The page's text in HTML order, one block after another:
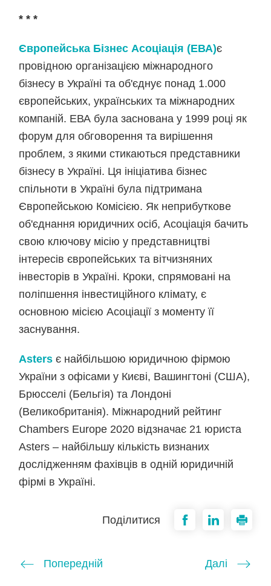
* * *
Європейська Бізнес Асоціація (ЕВА)є
провідною організацією міжнародного
бізнесу в Україні та об'єднує понад 1.000
європейських, українських та міжнародних
компаній. ЕВА була заснована у 1999 році як
форум для обговорення та вирішення
проблем, з якими стикаються представники
бізнесу в Україні. Ця ініціатива бізнес
спільноти в Україні була підтримана
Європейською Комісією. Як неприбуткове
об'єднання юридичних осіб, Асоціація бачить
свою ключову місію у представництві
інтересів європейських та вітчизняних
інвесторів в Україні. Кроки, спрямовані на
поліпшення інвестиційного клімату, є
основною місією Асоціації з моменту її
заснування.
Asters є найбільшою юридичною фірмою
України з офісами у Києві, Вашингтоні (США),
Брюсселі (Бельгія) та Лондоні
(Великобританія). Міжнародний рейтинг
Chambers Europe 2020 відзначає 21 юриста
Asters – найбільшу кількість визнаних
дослідженням фахівців в одній юридичній
фірмі в Україні.
Поділитися
Попередній Далі